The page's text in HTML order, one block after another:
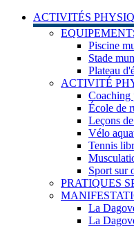
ACTIVITÉS
Piscine
Stade
Plateau
ACTIVITÉ
Coaching
École de
Leçons
Vélo
Tennis
Sport sur
PRATIQUES
La
La